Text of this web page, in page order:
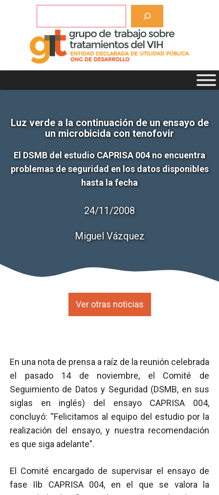
Luz verde a la continuación de un ensayo de
un microbicida con tenofovir
El DSMB del estudio CAPRISA 004 no encuentra
problemas de seguridad en los datos disponibles
hasta la fecha
24/11/2008
Miguel Vázquez
Ver otras noticias
En una nota de prensa a raíz de la reunión celebrada
el pasado 14 de noviembre, el Comité de
Seguimiento de Datos y Seguridad (DSMB, en sus
siglas en inglés) del ensayo CAPRISA 004,
concluyó: “Felicitamos al equipo del estudio por la
realización del ensayo, y nuestra recomendación
es que siga adelante”.
El Comité encargado de supervisar el ensayo de
fase IIb CAPRISA 004, en el que se valora la